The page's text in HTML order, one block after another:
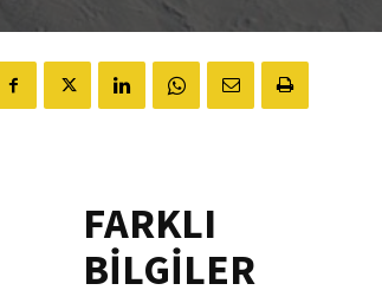
FARKLI
BİLGİLER